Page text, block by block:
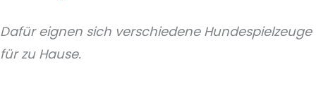
Dafür eignen sich verschiedene Hundespielzeuge
für zu Hause.